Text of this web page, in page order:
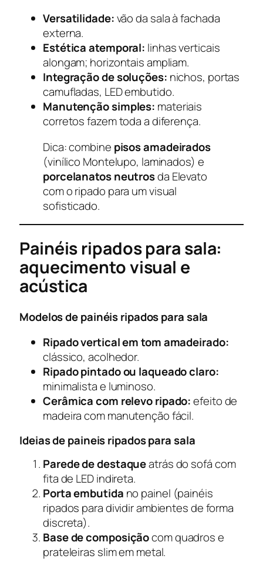
Versatilidade:vão da sala à fachada
externa.
Estética atemporal: linhas verticais
alongam; horizontais ampliam.
Integração de soluções: nichos, portas
camufladas, LED embutido.
Manutenção simples: materiais
corretos fazem toda a diferença.
Dica: combine pisos amadeirados
(vinílico Montelupo, laminados) e
porcelanatos neutrosda Elevato
com o ripado para um visual
sofisticado.
Painéis ripados para sala:
aquecimento visual e
acústica
Modelos de painéis ripados para sala
Ripado vertical em tom amadeirado:
clássico, acolhedor.
Ripado pintado ou laqueado claro:
minimalista e luminoso.
Cerâmica com relevo ripado:efeito de
madeira com manutenção fácil.
Ideias de paineis ripados para sala
Parede de destaqueatrás do sofá com
fita de LED indireta.
Porta embutida no painel (painéis
ripados para dividir ambientes de forma
discreta).
Base de composiçãocom quadros e
prateleiras slim em metal.